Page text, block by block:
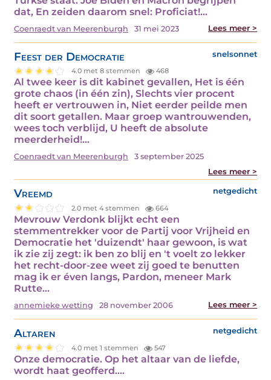
dat, En zeiden daarom snel: Proficiat!…
Coenraedt van Meerenburgh 31 mei 2023 Lees meer >
Feest der Democratie snelsonnet
4.0 met 8 stemmen 468
Al twee keer is dit kabinet gevallen, Het is één
grote chaos (in één zin), Slechts vier procent
heeft er vertrouwen in, Niet eerder peilde men
dit soort getallen. Maar groep wantrouwenden,
wees toch verblijd, U heeft de absolute
meerderheid!…
Coenraedt van Meerenburgh
3 september 2025
Lees meer >
Vreemd netgedicht
2.0 met 4 stemmen 664
Mevrouw Verdonk blijkt echt een
stemmentrekker voor de Partij voor Vrijheid en
Democratie het 'duizendt' haar gewoon, is wat
ik zie zij zegt: ik ben zo blij en 't voelt zo lekker
het recht-door-zee weet zij goed te benutten
mag ik er éven langs, Pardon, meneer Mark
Rutte…
annemieke wetting 28 november 2006 Lees meer >
Altaren netgedicht
4.0 met 1 stemmen 547
Onze democratie. Op het altaar van de liefde,
wordt haat geofferd.…